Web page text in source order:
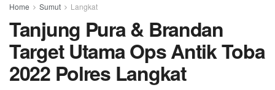
Home Sumut Langkat
Tanjung Pura & Brandan
Target Utama Ops Antik Toba
2022 Polres Langkat